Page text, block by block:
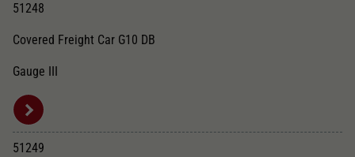
51248
Covered Freight Car G10 DB
Gauge III
51249